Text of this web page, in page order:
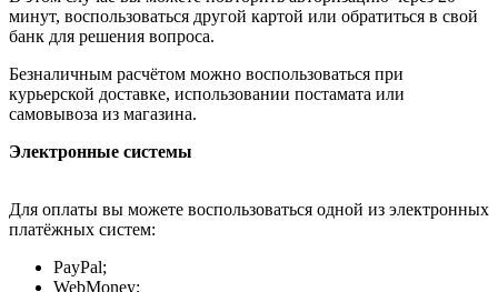
минут, воспользоваться другой картой или обратиться в свой
банк для решения вопроса.
Безналичным расчётом можно воспользоваться при
курьерской доставке, использовании постамата или
самовывоза из магазина.
Электронные системы
Для оплаты вы можете воспользоваться одной из электронных
платёжных систем:
PayPal;
WebMoney;